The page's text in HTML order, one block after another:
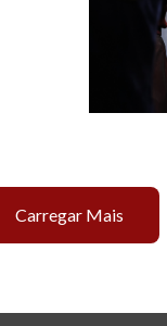
Carregar Mais